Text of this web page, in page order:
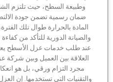
وطبيعة السطح، حيث تلتزم الشركات
ضمان رسمية تضمن جودة الالتصاق وعدم
المادة بالحرارة طوال تلك الفترة، مع
الدورية للتأكد من كفاءة منظومة
طلب خدمات عزل الأسطح يعتبر
بين العميل وبين شركة عزل
مجرد التزام ورقي، بل هو انعكاس
التي تستخدمها. إن العزل